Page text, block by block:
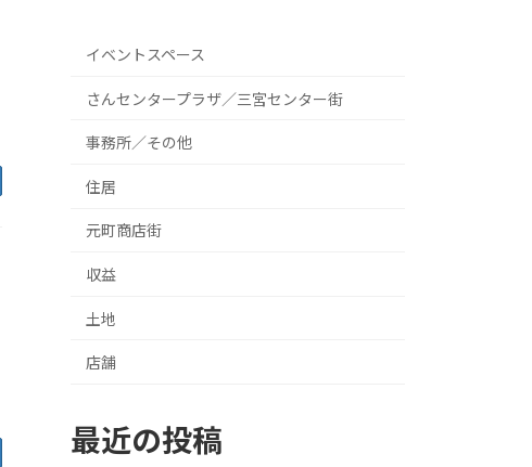
イベントスペース
さんセンタープラザ／三宮センター街
事務所／その他
住居
元町商店街
収益
土地
店舗
最近の投稿